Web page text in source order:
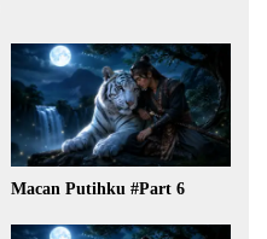
Macan Putihku #Part 6